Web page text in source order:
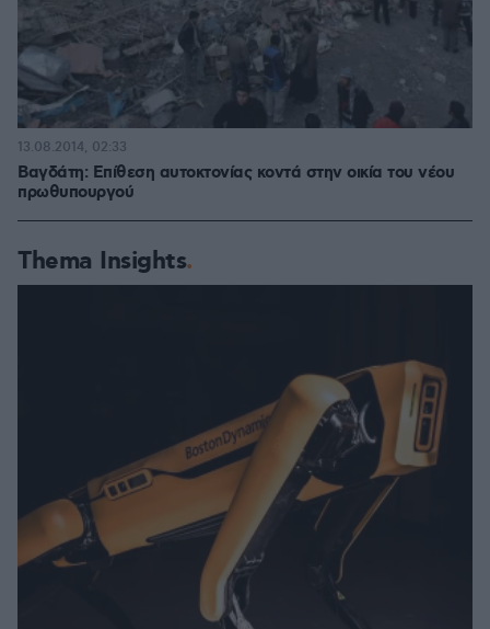
Βαγδάτη: Επίθεση αυτοκτονίας κοντά στην οικία του νέου
πρωθυπουργού
13.08.2014, 02:33
Thema Insights